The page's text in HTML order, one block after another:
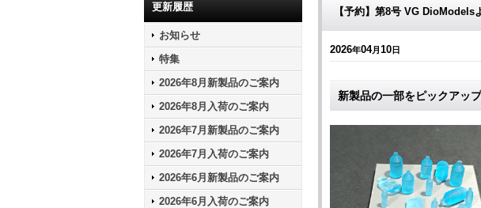
更新履歴
お知らせ
特集
2026年8月新製品のご案内
2026年8月入荷のご案内
2026年7月新製品のご案内
2026年7月入荷のご案内
2026年6月新製品のご案内
2026年6月入荷のご案内
【予約】第8号 VG DioModels
2026年04月10日
新製品の一部をピックアップ